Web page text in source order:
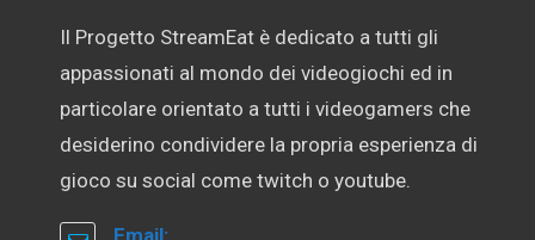
Il Progetto StreamEat è dedicato a tutti gli
appassionati al mondo dei videogiochi ed in
particolare orientato a tutti i videogamers che
desiderino condividere la propria esperienza di
gioco su social come twitch o youtube.
Email: